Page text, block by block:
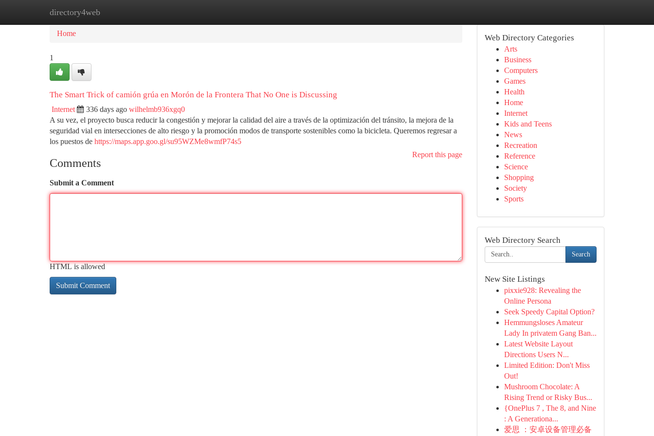
directory4web
Home New Site Listings
Home
1
The Smart Trick of camión grúa en Morón de la Frontera That No One is Discussing
Internet 336 days ago wilhelmb936xgq0
A su vez, el proyecto busca reducir la congestión y mejorar la calidad del aire a través de la optimización del tránsito, la mejora de la
seguridad vial en intersecciones de alto riesgo y la promoción modos de transporte sostenibles como la bicicleta. Queremos regresar a
los puestos de https://maps.app.goo.gl/su95WZMe8wmfP74s5
Report this page
Comments
Submit a Comment
HTML is allowed
Web Directory Categories
Arts
Business
Computers
Games
Health
Home
Internet
Kids and Teens
News
Recreation
Reference
Science
Shopping
Society
Sports
Web Directory Search
Search
New Site Listings
pixxie928: Revealing the
Online Persona
Seek Speedy Capital Option?
Hemmungsloses Amateur
Lady In privatem Gang Ban...
Latest Website Layout
Directions Users N...
Limited Edition: Don't Miss
Out!
Mushroom Chocolate: A
Rising Trend or Risky Bus...
{OnePlus 7 , The 8, and Nine
: A Generationa...
爱思 ：安卓设备管理必备